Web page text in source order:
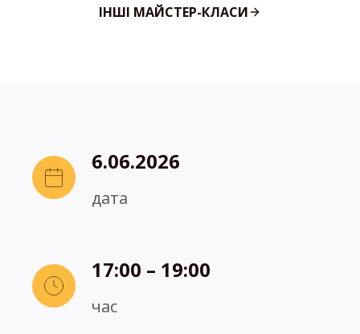
ІНШІ МАЙСТЕР-КЛАСИ
6.06.2026
дата
17:00 – 19:00
час